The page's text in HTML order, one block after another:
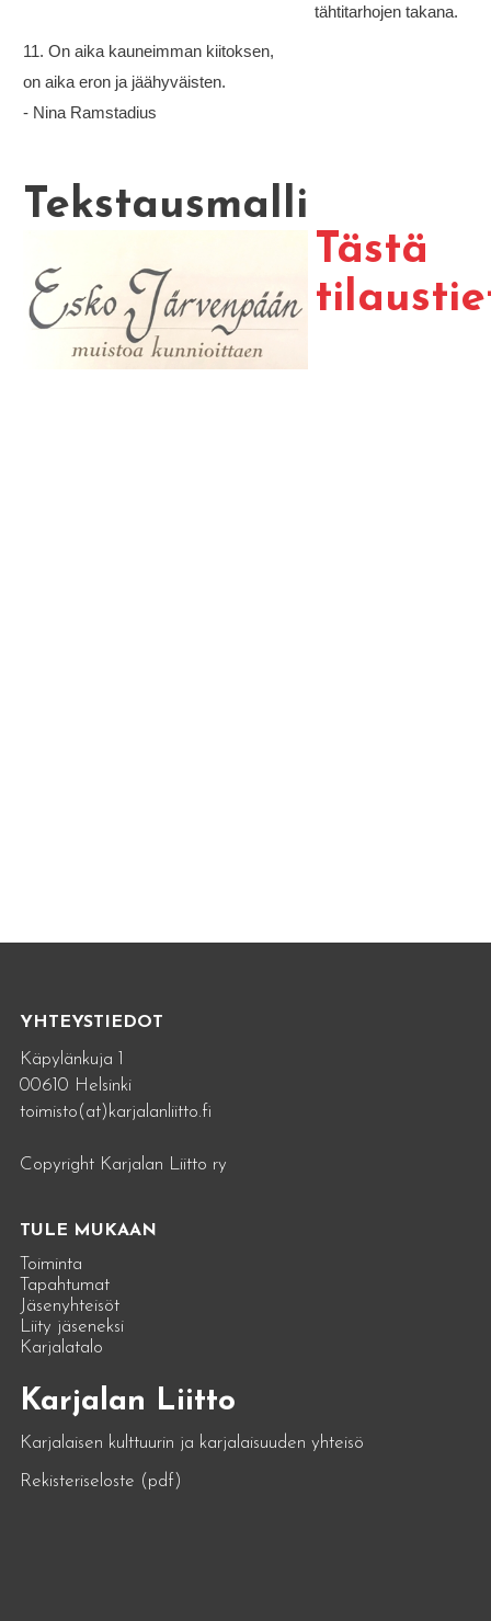
11. On aika kauneimman kiitoksen,
on aika eron ja jäähyväisten.
- Nina Ramstadius
tähtitarhojen takana.
Tekstausmalli
Tästä
YHTEYSTIEDOT
Käpylänkuja 1
00610 Helsinki
toimisto(at)karjalanliitto.fi
Copyright Karjalan Liitto ry
TULE MUKAAN
Toiminta
Tapahtumat
Jäsenyhteisöt
Liity jäseneksi
Karjalatalo
Karjalan Liitto
Karjalaisen kulttuurin ja karjalaisuuden yhteisö
Rekisteriseloste (pdf)